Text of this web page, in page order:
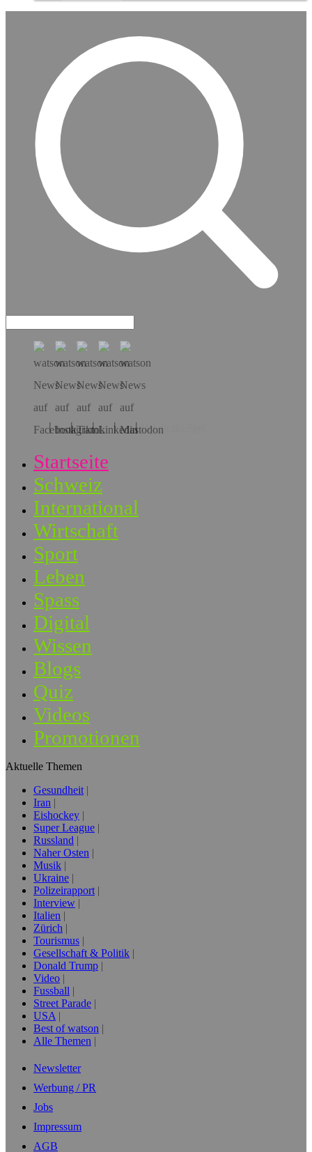
Hol dir die App!
Startseite
Schweiz
International
Wirtschaft
Sport
Leben
Spass
Digital
Wissen
Blogs
Quiz
Videos
Promotionen
Aktuelle Themen
Gesundheit
Iran
Eishockey
Super League
Russland
Naher Osten
Musik
Ukraine
Polizeirapport
Interview
Italien
Zürich
Tourismus
Gesellschaft & Politik
Donald Trump
Video
Fussball
Street Parade
USA
Best of watson
Alle Themen
Newsletter
Werbung / PR
Jobs
Impressum
AGB